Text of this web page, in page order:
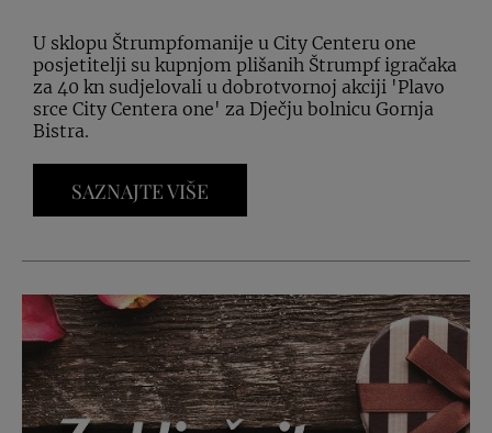
U sklopu Štrumpfomanije u City Centeru one
posjetitelji su kupnjom plišanih Štrumpf igračaka
za 40 kn sudjelovali u dobrotvornoj akciji 'Plavo
srce City Centera one' za Dječju bolnicu Gornja
Bistra.
SAZNAJTE VIŠE